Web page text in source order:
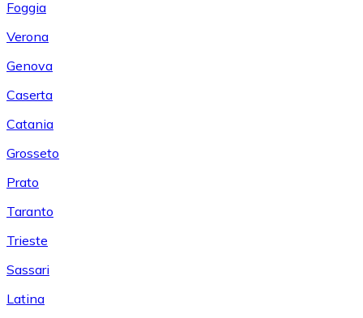
Foggia
Verona
Genova
Caserta
Catania
Grosseto
Prato
Taranto
Trieste
Sassari
Latina